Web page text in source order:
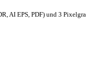
AI EPS, PDF) und 3